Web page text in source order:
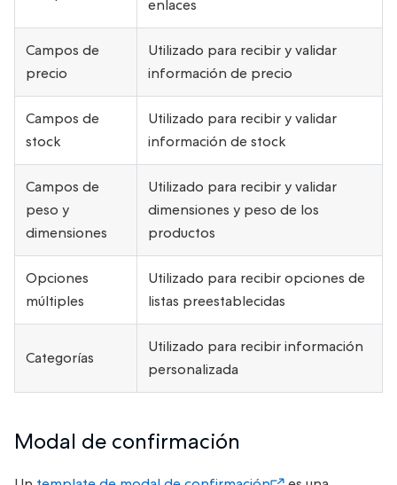
enlaces
Campos de
precio
Utilizado para recibir y validar
información de precio
Campos de
stock
Utilizado para recibir y validar
información de stock
Campos de
peso y
dimensiones
Utilizado para recibir y validar
dimensiones y peso de los
productos
Opciones
múltiples
Utilizado para recibir opciones de
listas preestablecidas
Categorías
Utilizado para recibir información
personalizada
Modal de confirmación